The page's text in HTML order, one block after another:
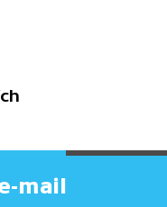
mail